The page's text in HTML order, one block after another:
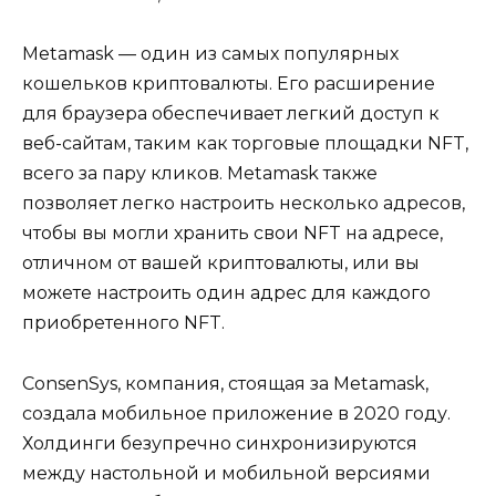
Metamask — один из самых популярных
кошельков криптовалюты. Его расширение
для браузера обеспечивает легкий доступ к
веб-сайтам, таким как торговые площадки NFT,
всего за пару кликов. Metamask также
позволяет легко настроить несколько адресов,
чтобы вы могли хранить свои NFT на адресе,
отличном от вашей криптовалюты, или вы
можете настроить один адрес для каждого
приобретенного NFT.
ConsenSys, компания, стоящая за Metamask,
создала мобильное приложение в 2020 году.
Холдинги безупречно синхронизируются
между настольной и мобильной версиями